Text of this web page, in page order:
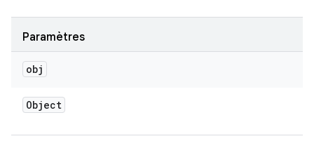
Paramètres
obj
Object